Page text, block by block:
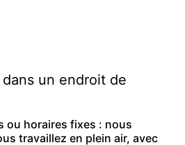
un endroit de
ou horaires fixes : nous
travaillez en plein air, avec